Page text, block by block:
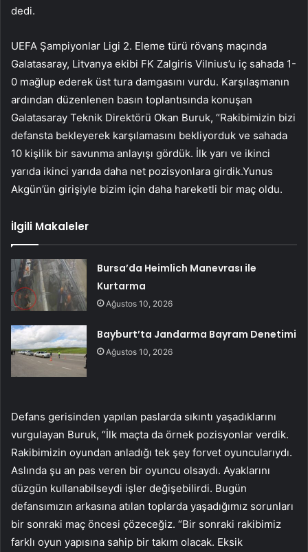
dedi.
UEFA Şampiyonlar Ligi 2. Eleme türü rövanş maçında
Galatasaray, Litvanya ekibi FK Zalgiris Vilnius’u iç sahada 1-
0 mağlup ederek üst tura damgasını vurdu. Karşılaşmanın
ardından düzenlenen basın toplantısında konuşan
Galatasaray Teknik Direktörü Okan Buruk, “Rakibimizin bizi
defansta bekleyerek karşılamasını bekliyorduk ve sahada
10 kişilik bir savunma anlayışı gördük. İlk yarı ve ikinci
yarıda ikinci yarıda daha net pozisyonlara girdik.Yunus
Akgün’ün girişiyle bizim için daha hareketli bir maç oldu.
İlgili Makaleler
Bursa’da Heimlich Manevrası ile
Kurtarma
Ağustos 10, 2026
Bayburt’ta Jandarma Bayram Denetimi
Ağustos 10, 2026
Defans gerisinden yapılan paslarda sıkıntı yaşadıklarını
vurgulayan Buruk, “İlk maçta da örnek pozisyonlar verdik.
Rakibimizin oyundan anladığı tek şey forvet oyuncularıydı.
Aslında şu an pas veren bir oyuncu olsaydı. Ayaklarını
düzgün kullanabilseydi işler değişebilirdi. Bugün
defansımızın arkasına atılan toplarda yaşadığımız sorunları
bir sonraki maç öncesi çözeceğiz. “Bir sonraki rakibimiz
farklı oyun yapısına sahip bir takım olacak. Eksik